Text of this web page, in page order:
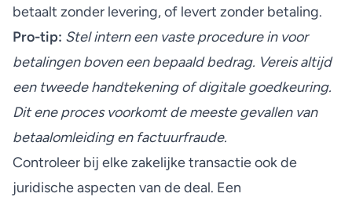
betaalt zonder levering, of levert zonder betaling.
Pro-tip: Stel intern een vaste procedure in voor
betalingen boven een bepaald bedrag. Vereis altijd
een tweede handtekening of digitale goedkeuring.
Dit ene proces voorkomt de meeste gevallen van
betaalomleiding en factuurfraude.
Controleer bij elke zakelijke transactie ook de
juridische aspecten van de deal. Een